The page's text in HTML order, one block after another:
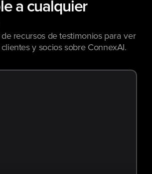
a cualquier
recursos de testimonios para ver
y socios sobre ConnexAI.